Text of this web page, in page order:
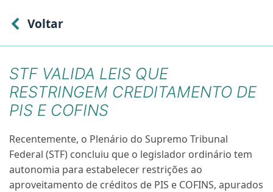
Voltar
STF VALIDA LEIS QUE
RESTRINGEM CREDITAMENTO DE
PIS E COFINS
Recentemente, o Plenário do Supremo Tribunal
Federal (STF) concluiu que o legislador ordinário tem
autonomia para estabelecer restrições ao
aproveitamento de créditos de PIS e COFINS, apurados